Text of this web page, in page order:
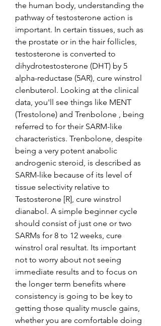
the human body, understanding the
pathway of testosterone action is
important. In certain tissues, such as
the prostate or in the hair follicles,
testosterone is converted to
dihydrotestosterone (DHT) by 5
alpha-reductase (5AR), cure winstrol
clenbuterol. Looking at the clinical
data, you'll see things like MENT
(Trestolone) and Trenbolone , being
referred to for their SARM-like
characteristics. Trenbolone, despite
being a very potent anabolic
androgenic steroid, is described as
SARM-like because of its level of
tissue selectivity relative to
Testosterone [R], cure winstrol
dianabol. A simple beginner cycle
should consist of just one or two
SARMs for 8 to 12 weeks, cure
winstrol oral resultat. Its important
not to worry about not seeing
immediate results and to focus on
the longer term benefits where
consistency is going to be key to
getting those quality muscle gains,
whether you are comfortable doing